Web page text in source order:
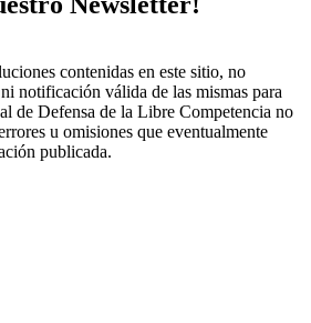
contenidas en este sitio, no
notificación válida de las mismas para
de Defensa de la Libre Competencia no
u omisiones que eventualmente
publicada.